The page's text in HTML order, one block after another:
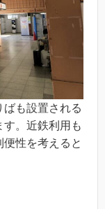
も設置される
。近鉄利用も
性を考えると